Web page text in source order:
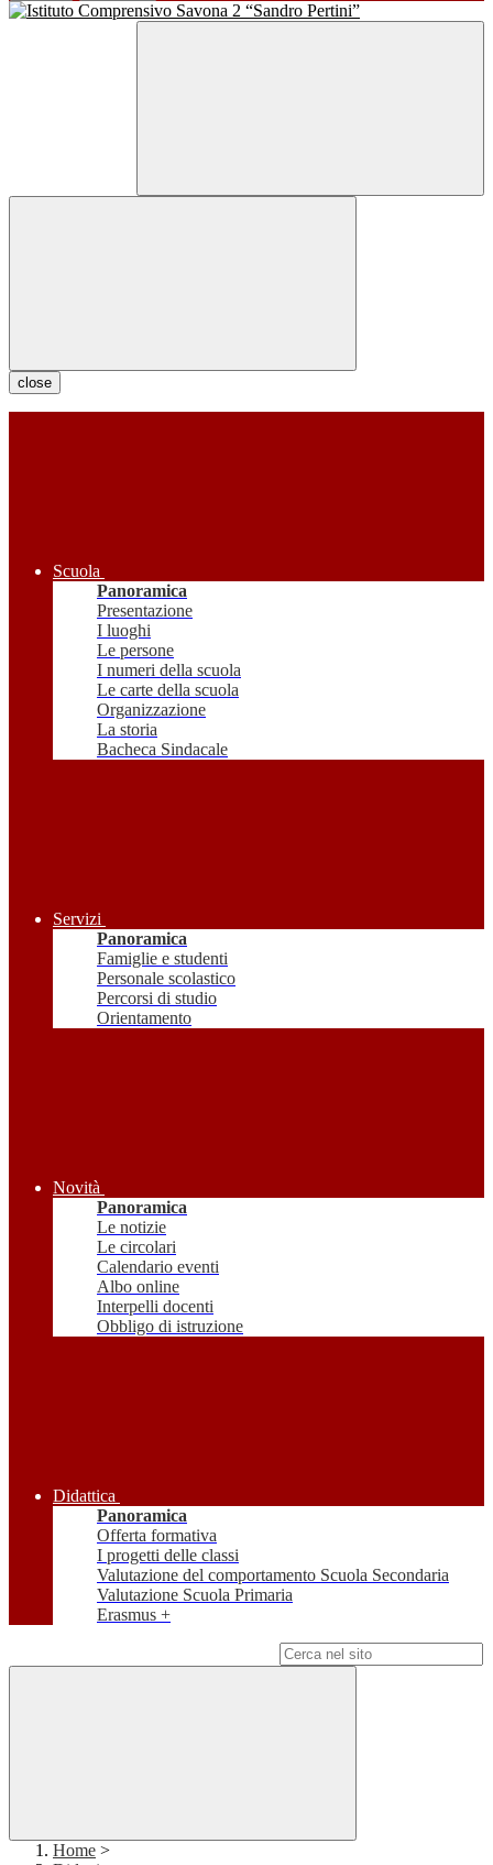
close
Scuola
Panoramica
Presentazione
I luoghi
Le persone
I numeri della scuola
Le carte della scuola
Organizzazione
La storia
Bacheca Sindacale
Servizi
Panoramica
Famiglie e studenti
Personale scolastico
Percorsi di studio
Orientamento
Novità
Panoramica
Le notizie
Le circolari
Calendario eventi
Albo online
Interpelli docenti
Obbligo di istruzione
Didattica
Panoramica
Offerta formativa
I progetti delle classi
Valutazione del comportamento Scuola Secondaria
Valutazione Scuola Primaria
Erasmus +
Home >